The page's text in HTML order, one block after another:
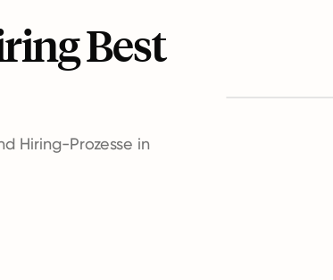
Best
Hiring-Prozesse in